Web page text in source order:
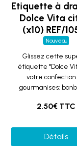
Etiquette à
Dolce Vita
(x10) REF/
Nouveau
Glissez cette
étiquette "Dolce
votre
gourmanises:
2.50€ TTC
Détails